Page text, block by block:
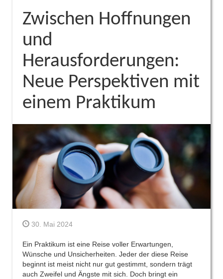
Zwischen Hoffnungen
und
Herausforderungen:
Neue Perspektiven mit
einem Praktikum
30. Mai 2024
Ein Praktikum ist eine Reise voller Erwartungen,
Wünsche und Unsicherheiten. Jeder der diese Reise
beginnt ist meist nicht nur gut gestimmt, sondern trägt
auch Zweifel und Ängste mit sich. Doch bringt ein